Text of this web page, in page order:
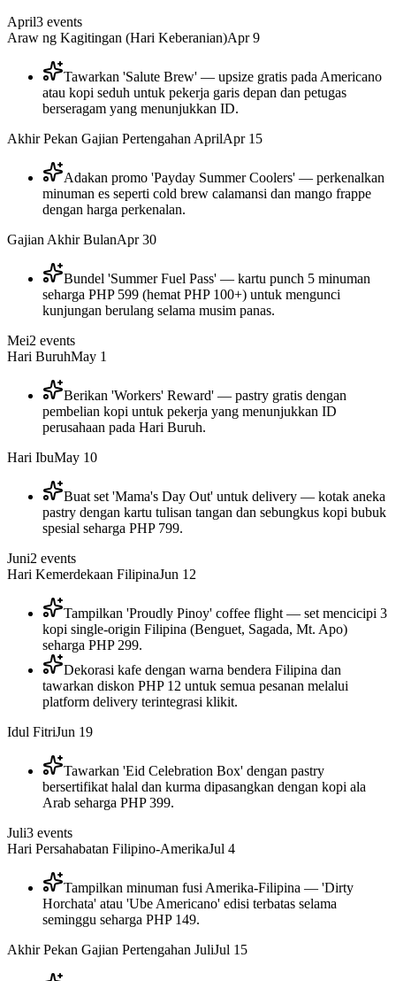
April3 events
Araw ng Kagitingan (Hari Keberanian)Apr 9
Tawarkan 'Salute Brew' — upsize gratis pada Americano
atau kopi seduh untuk pekerja garis depan dan petugas
berseragam yang menunjukkan ID.
Akhir Pekan Gajian Pertengahan AprilApr 15
Adakan promo 'Payday Summer Coolers' — perkenalkan
minuman es seperti cold brew calamansi dan mango frappe
dengan harga perkenalan.
Gajian Akhir BulanApr 30
Bundel 'Summer Fuel Pass' — kartu punch 5 minuman
seharga PHP 599 (hemat PHP 100+) untuk mengunci
kunjungan berulang selama musim panas.
Mei2 events
Hari BuruhMay 1
Berikan 'Workers' Reward' — pastry gratis dengan
pembelian kopi untuk pekerja yang menunjukkan ID
perusahaan pada Hari Buruh.
Hari IbuMay 10
Buat set 'Mama's Day Out' untuk delivery — kotak aneka
pastry dengan kartu tulisan tangan dan sebungkus kopi bubuk
spesial seharga PHP 799.
Juni2 events
Hari Kemerdekaan FilipinaJun 12
Tampilkan 'Proudly Pinoy' coffee flight — set mencicipi 3
kopi single-origin Filipina (Benguet, Sagada, Mt. Apo)
seharga PHP 299.
Dekorasi kafe dengan warna bendera Filipina dan
tawarkan diskon PHP 12 untuk semua pesanan melalui
platform delivery terintegrasi klikit.
Idul FitriJun 19
Tawarkan 'Eid Celebration Box' dengan pastry
bersertifikat halal dan kurma dipasangkan dengan kopi ala
Arab seharga PHP 399.
Juli3 events
Hari Persahabatan Filipino-AmerikaJul 4
Tampilkan minuman fusi Amerika-Filipina — 'Dirty
Horchata' atau 'Ube Americano' edisi terbatas selama
seminggu seharga PHP 149.
Akhir Pekan Gajian Pertengahan JuliJul 15